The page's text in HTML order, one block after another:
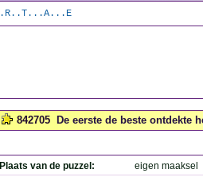
.R..T...A...E
842705 De eerste de beste ontdekte
Plaats van de puzzel:
eigen maaksel